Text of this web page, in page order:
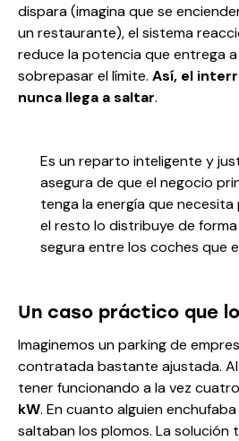
dispara (imagina que se
un restaurante), el sistema
reduce la potencia que entrega
sobrepasar el límite. Así, el
nunca llega a saltar.
Es un reparto inteligente y
asegura de que el negocio
tenga la energía que
el resto lo distribuye de
segura entre los coches que
Un caso práctico que
Imaginemos un parking de
contratada bastante ajustada.
tener funcionando a la vez
kW. En cuanto alguien
saltaban los plomos. La solución